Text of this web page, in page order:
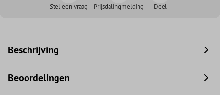
Stel een vraag Prijsdalingmelding Deel
Beschrijving
Beoordelingen